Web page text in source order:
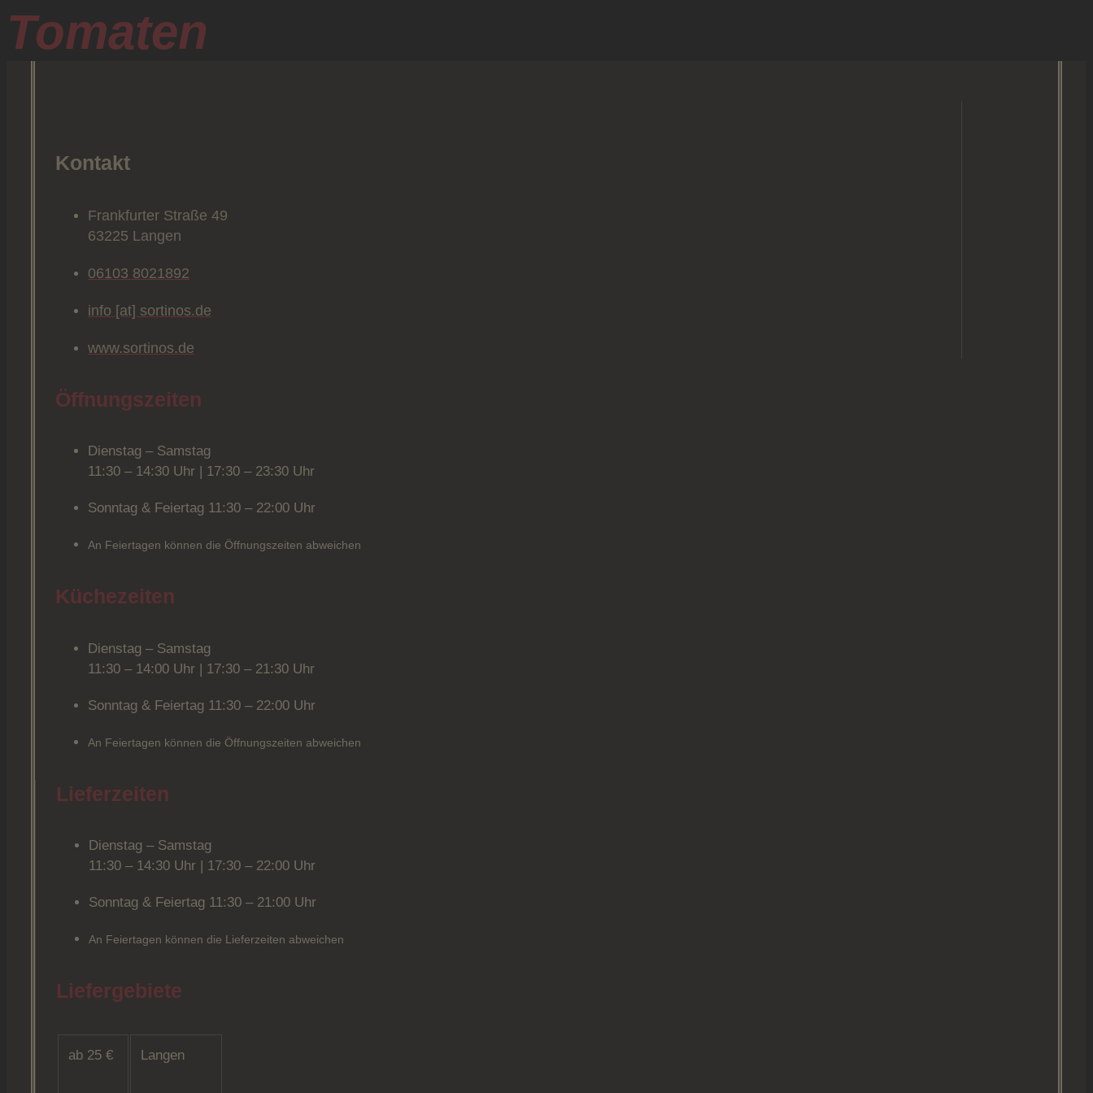
Tomaten
Kontakt
Frankfurter Straße 49
63225 Langen
06103 8021892
info [at] sortinos.de
www.sortinos.de
Öffnungszeiten
Dienstag – Samstag
11:30 – 14:30 Uhr | 17:30 – 23:30 Uhr
Sonntag & Feiertag 11:30 – 22:00 Uhr
An Feiertagen können die Öffnungszeiten abweichen
Küchezeiten
Dienstag – Samstag
11:30 – 14:00 Uhr | 17:30 – 21:30 Uhr
Sonntag & Feiertag 11:30 – 22:00 Uhr
An Feiertagen können die Öffnungszeiten abweichen
Lieferzeiten
Dienstag – Samstag
11:30 – 14:30 Uhr | 17:30 – 22:00 Uhr
Sonntag & Feiertag 11:30 – 21:00 Uhr
An Feiertagen können die Lieferzeiten abweichen
Liefergebiete
ab 25 € Langen